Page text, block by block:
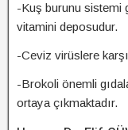
-Kuş burunu sistemi
vitamini deposudur.
-Ceviz virüslere
-Brokoli önemli
ortaya çıkmaktadır.